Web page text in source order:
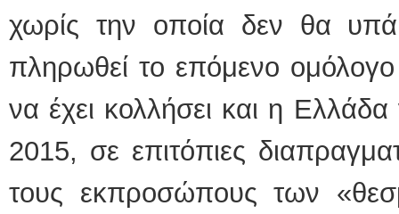
χωρίς την οποία δεν θα
πληρωθεί το επόμενο
να έχει κολλήσει και η
2015, σε επιτόπιες
τους εκπροσώπους των